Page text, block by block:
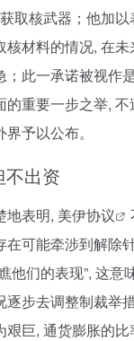
取核武器；他加
核材料的情况, 在
；此一承诺被视作
的重要一步之举,
予以公布。
不出资
地表明, 美伊协议
在可能牵涉到解除
他们的表现”, 这意
逐步去调整制裁举
艰巨, 通货膨胀的